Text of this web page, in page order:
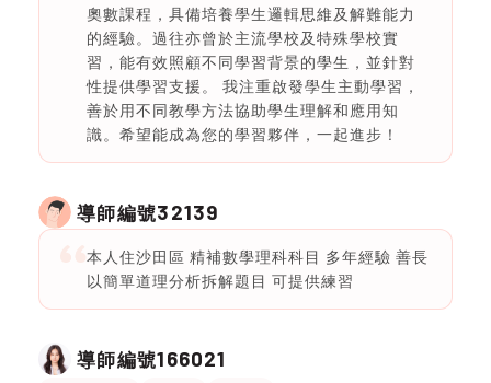
奧數課程，具備培養學生邏輯思維及解難能力
的經驗。過往亦曾於主流學校及特殊學校實
習，能有效照顧不同學習背景的學生，並針對
性提供學習支援。 我注重啟發學生主動學習，
善於用不同教學方法協助學生理解和應用知
識。希望能成為您的學習夥伴，一起進步！
導師編號32139
本人住沙田區 精補數學理科科目 多年經驗 善長
以簡單道理分析拆解題目 可提供練習
導師編號166021